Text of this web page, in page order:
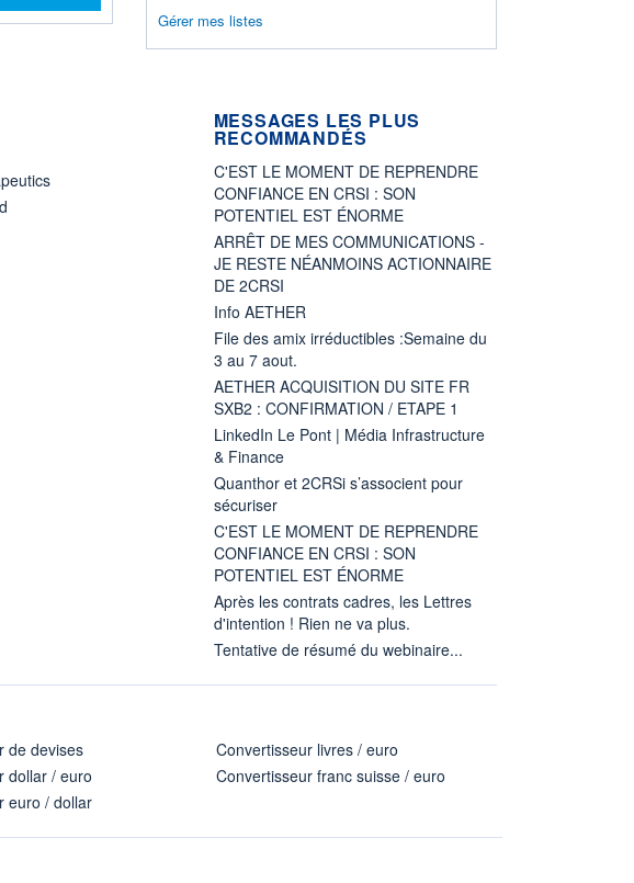
Gérer mes listes
MESSAGES LES PLUS
RECOMMANDÉS
C'EST LE MOMENT DE REPRENDRE
CONFIANCE EN CRSI : SON
POTENTIEL EST ÉNORME
ARRÊT DE MES COMMUNICATIONS -
JE RESTE NÉANMOINS ACTIONNAIRE
DE 2CRSI
Info AETHER
File des amix irréductibles :Semaine du
3 au 7 aout.
AETHER ACQUISITION DU SITE FR
SXB2 : CONFIRMATION / ETAPE 1
LinkedIn Le Pont | Média Infrastructure
& Finance
Quanthor et 2CRSi s’associent pour
sécuriser
C'EST LE MOMENT DE REPRENDRE
CONFIANCE EN CRSI : SON
POTENTIEL EST ÉNORME
Après les contrats cadres, les Lettres
d'intention ! Rien ne va plus.
Tentative de résumé du webinaire...
de devises
dollar / euro
euro / dollar
Convertisseur livres / euro
Convertisseur franc suisse / euro